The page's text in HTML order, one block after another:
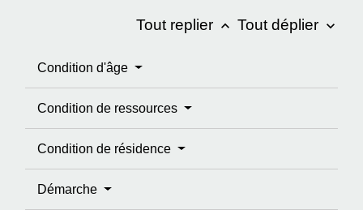
Tout replier keyboard_arrow_up Tout déplier keyboard_arrow_down
Condition d'âge
Condition de ressources
Condition de résidence
Démarche